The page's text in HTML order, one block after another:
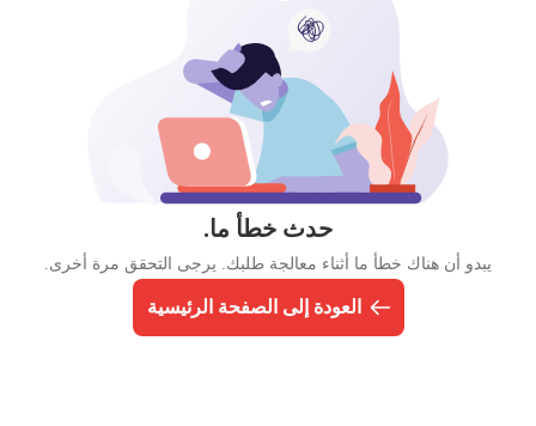
حدث خطأ ما.
يبدو أن هناك خطأ ما أثناء معالجة طلبك. يرجى التحقق مرة أخرى.
العودة إلى الصفحة الرئيسية